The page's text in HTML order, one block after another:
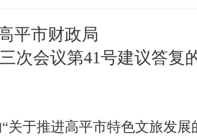
平市财政局
三次会议第41号建议答复
于推进高平市特色文旅发展